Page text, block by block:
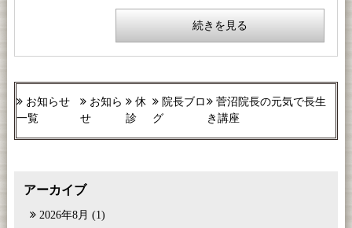
続きを見る
お知らせ
一覧
休
診
菅沼院長の元気で長生
き講座
院長ブロ
グ
お知ら
せ
アーカイブ
2026年8月 (1)